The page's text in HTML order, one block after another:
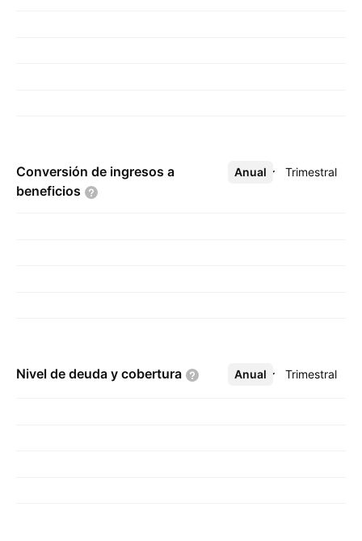
Conversión de ingresos a
beneficios
Anual Trimestral
Más
Nivel de deuda y cobertura Anual Trimestral
Más